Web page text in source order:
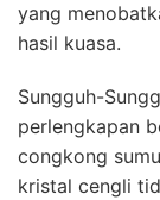
yang
hasil kuasa.
Sungguh-
perlengkapan
congkong
kristal cengli